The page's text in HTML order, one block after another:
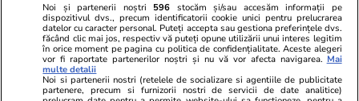
Noi și partenerii noștri 596 stocăm și/sau accesăm informații pe
dispozitivul dvs., precum identificatorii cookie unici pentru prelucrarea
datelor cu caracter personal. Puteți accepta sau gestiona preferințele dvs.
făcând clic mai jos, respectiv vă puteți opune utilizării unui interes legitim
în orice moment pe pagina cu politica de confidențialitate. Aceste alegeri
vor fi raportate partenerilor noștri și nu vă vor afecta navigarea. Mai
multe detalii
Noi si partenerii nostri (retelele de socializare si agentiile de publicitate
partenere, precum si furnizorii nostri de servicii de date analitice)